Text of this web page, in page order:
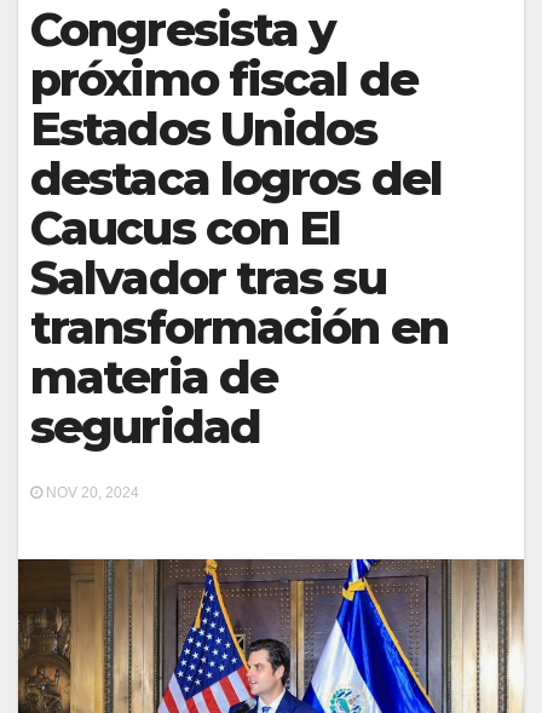
Congresista y
próximo fiscal de
Estados Unidos
destaca logros del
Caucus con El
Salvador tras su
transformación en
materia de
seguridad
NOV 20, 2024